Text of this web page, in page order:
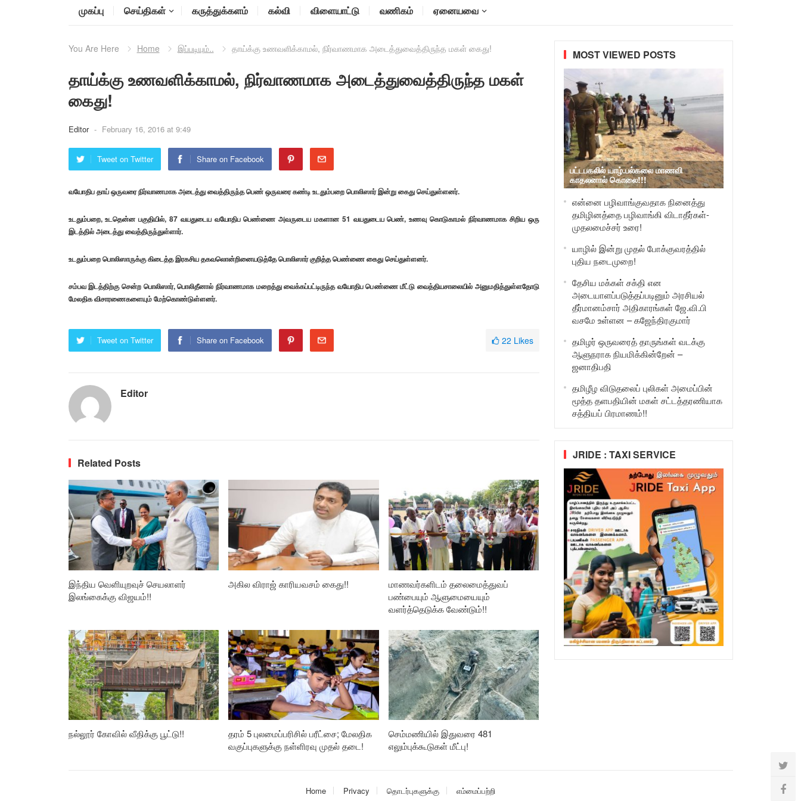
முகப்பு செய்திகள் கருத்துக்களம் கல்வி விளையாட்டு வணிகம் ஏனையவை
You Are Here Home இப்படியும்.. தாய்க்கு உணவளிக்காமல், நிர்வாணமாக அடைத்துவைத்திருந்த மகள் கைது!
தாய்க்கு உணவளிக்காமல், நிர்வாணமாக அடைத்துவைத்திருந்த மகள்
கைது!
Editor - February 16, 2016 at 9:49
Tweet on Twitter Share on Facebook
வயோதிப தாய் ஒருவரை நிர்வாணமாக அடைத்து வைத்திருந்த பெண் ஒருவரை கண்டி உடதும்பறை பொலிஸார் இன்று கைது செய்துள்ளனர்.
உடதும்பறை, உடதென்ன பகுதியில், 87 வயதுடைய வயோதிப பெண்ணை அவருடைய மகளான 51 வயதுடைய பெண், உணவு கொடுகாமல் நிர்வாணமாக சிறிய ஒரு
இடத்தில் அடைத்து வைத்திருந்துள்ளார்.
உடதும்பறை பொலிஸாருக்கு கிடைத்த இரகசிய தகவலொன்றினையடுத்தே பொலிஸார் குறித்த பெண்ணை கைது செய்துள்ளனர்.
சம்பவ இடத்திற்கு சென்ற பொலிஸார், பொலிதீனால் நிர்வாணமாக மறைத்து வைக்கப்பட்டிருந்த வயோதிப பெண்ணை மீட்டு வைத்தியசாலையில் அனுமதித்துள்ளதோடு
மேலதிக விசாரணைகளையும் மேற்கொண்டுள்ளனர்.
Tweet on Twitter Share on Facebook 22 Likes
Editor
Related Posts
இந்திய வெளியுறவுச் செயலாளர்
இலங்கைக்கு விஜயம்!!
அகில விராஜ் காரியவசம் கைது!!
மாணவர்களிடம் தலைமைத்துவப்
பண்பையும் ஆளுமையையும்
வளர்த்தெடுக்க வேண்டும்!!
நல்லூர் கோவில் வீதிக்கு பூட்டு!!
தரம் 5 புலமைப்பரிசில் பரீட்சை; மேலதிக
வகுப்புகளுக்கு நள்ளிரவு முதல் தடை!
செம்மணியில் இதுவரை 481
எலும்புக்கூடுகள் மீட்பு!
MOST VIEWED POSTS
பட்டபகலில் யாழ்.பல்கலை மாணவி
காதலனால் கொலை!!!
என்னை பழிவாங்குவதாக நினைத்து
தமிழினத்தை பழிவாங்கி விடாதீர்கள்-
முதலமைச்சர் உரை!
யாழில் இன்று முதல் போக்குவரத்தில்
புதிய நடைமுறை!
தேசிய மக்கள் சக்தி என
அடையாளப்படுத்தப்படினும் அரசியல்
தீர்மானம்சார் அதிகாரங்கள் ஜே.வி.பி
வசமே உள்ளன – கஜேந்திரகுமார்
தமிழர் ஒருவரைத் தாருங்கள் வடக்கு
ஆளுநராக நியமிக்கின்றேன் –
ஜனாதிபதி
தமிழீழ விடுதலைப் புலிகள் அமைப்பின்
மூத்த தளபதியின் மகள் சட்டத்தரணியாக
சத்தியப் பிரமாணம்!!
JRIDE : TAXI SERVICE
Home Privacy தொடர்புகளுக்கு எம்மைப்பற்றி